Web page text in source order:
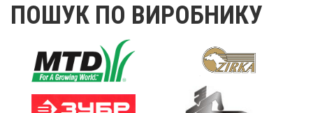
ПОШУК ПО ВИРОБНИКУ